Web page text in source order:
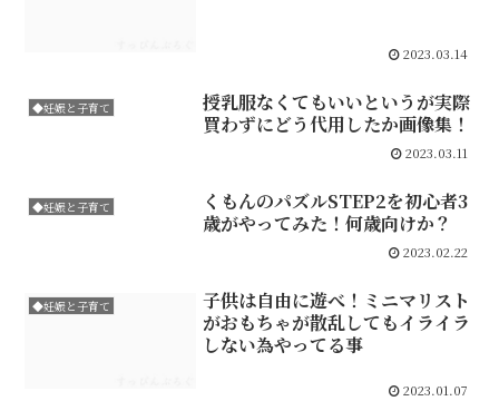
2023.03.14
◆妊娠と子育て
授乳服なくてもいいというが実際
買わずにどう代用したか画像集！
2023.03.11
◆妊娠と子育て
くもんのパズルSTEP2を初心者3
歳がやってみた！何歳向けか？
2023.02.22
◆妊娠と子育て
子供は自由に遊べ！ミニマリスト
がおもちゃが散乱してもイライラ
しない為やってる事
2023.01.07